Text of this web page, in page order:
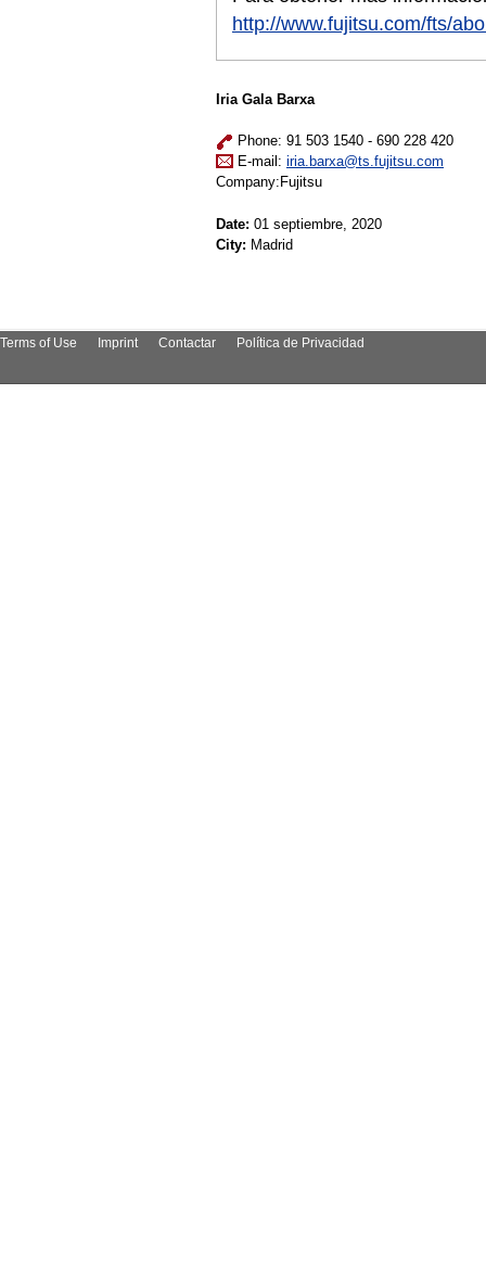
http://www.fujitsu.com/fts/
Iria Gala Barxa
Phone: 91 503 1540 - 690 228 420
E-mail: iria.barxa@ts.fujitsu.com
Company:Fujitsu
Date: 01 septiembre, 2020
City: Madrid
Terms of Use Imprint Contactar Política de Privacidad